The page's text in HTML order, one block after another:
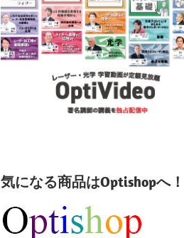
気になる商品はOptishopへ！